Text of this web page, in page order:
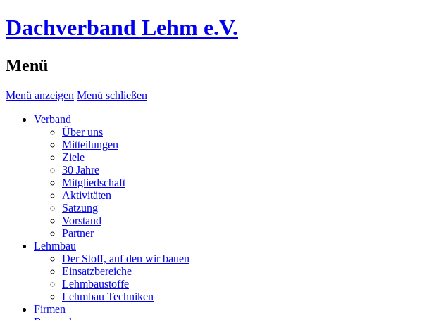
Dachverband Lehm e.V.
Menü
Menü anzeigen Menü schließen
Verband
Über uns
Mitteilungen
Ziele
30 Jahre
Mitgliedschaft
Aktivitäten
Satzung
Vorstand
Partner
Lehmbau
Der Stoff, auf den wir bauen
Einsatzbereiche
Lehmbaustoffe
Lehmbau Techniken
Firmen